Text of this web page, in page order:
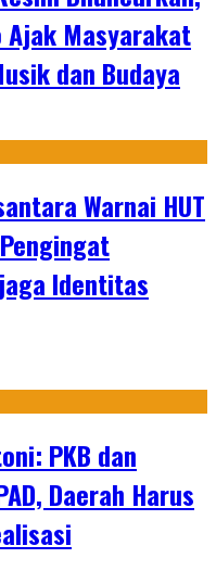
Masyarakat
dan Budaya
Warnai HUT
Identitas
PKB dan
Daerah Harus